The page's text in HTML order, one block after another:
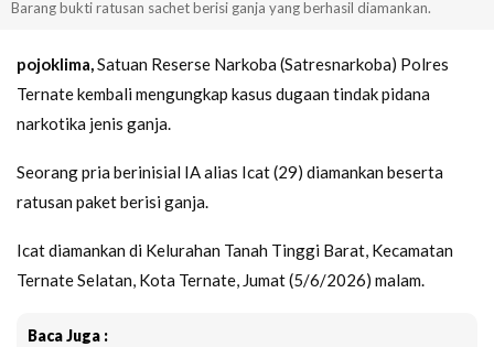
Barang bukti ratusan sachet berisi ganja yang berhasil diamankan.
pojoklima,Satuan Reserse Narkoba (Satresnarkoba) Polres
Ternate kembali mengungkap kasus dugaan tindak pidana
narkotika jenis ganja.
Seorang pria berinisial IA alias Icat (29) diamankan beserta
ratusan paket berisi ganja.
Icat diamankan di Kelurahan Tanah Tinggi Barat, Kecamatan
Ternate Selatan, Kota Ternate, Jumat (5/6/2026) malam.
Baca Juga :